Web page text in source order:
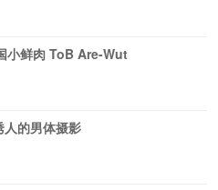
小鲜肉 ToB Are-Wut
的男体摄影